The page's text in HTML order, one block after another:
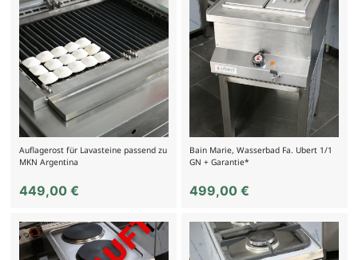
Auflagerost für Lavasteine passend zu
MKN Argentina
449,00 €
Bain Marie, Wasserbad Fa. Ubert 1/1
GN + Garantie*
499,00€